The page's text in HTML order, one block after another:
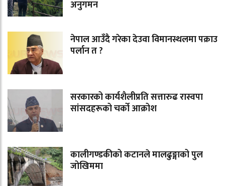
अनुगमन
नेपाल आउँदै गरेका देउवा विमानस्थलमा पक्राउ
पर्लान त ?
सरकारको कार्यशैलीप्रति सत्तारुढ रास्वपा
सांसदहरूको चर्को आक्रोश
कालीगण्डकीको कटानले मालढुङ्गाको पुल
जोखिममा